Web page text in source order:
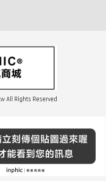
All Rights Reserved
營業設備
貨或數量不足請與客服聯繫
|經營者資訊|